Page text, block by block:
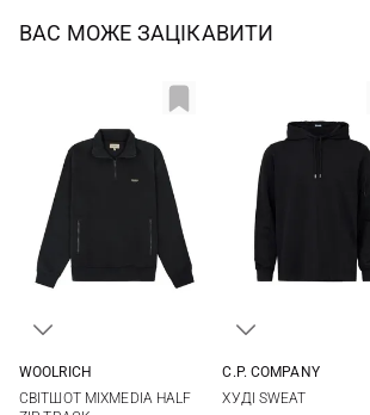
ВАС МОЖЕ ЗАЦІКАВИТИ
XXL
WOOLRICH
СВІТШОТ MIXMEDIA HALF
C.P. COMPANY
ХУДІ SWEAT